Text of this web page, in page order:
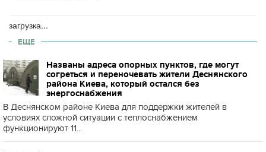
загрузка...
ЕЩЕ
Названы адреса опорных пунктов, где могут
согреться и переночевать жители Деснянского
района Киева, который остался без
энергоснабжения
В Деснянском районе Киева для поддержки жителей в
условиях сложной ситуации с теплоснабжением
функционируют 11...